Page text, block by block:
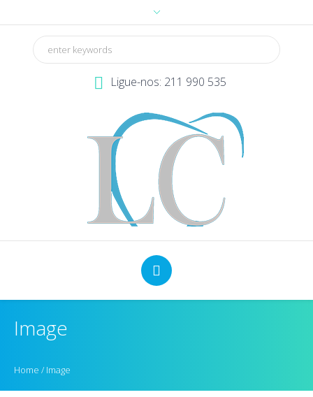
Ligue-nos: 211 990 535
Image
Home / Image